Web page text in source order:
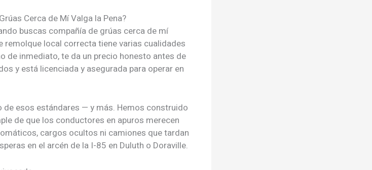
Cerca de MíValga la Pena?
buscas compañía de grúas cerca de mí
remolque local correcta tiene varias cualidades
de inmediato, te da un precio honesto antes de
y está licenciada y asegurada para operar en
de esos estándares — y más. Hemos construido
de que los conductores en apuros merecen
cargos ocultos ni camiones que tardan
en el arcén de la I-85 en Duluth o Doraville.